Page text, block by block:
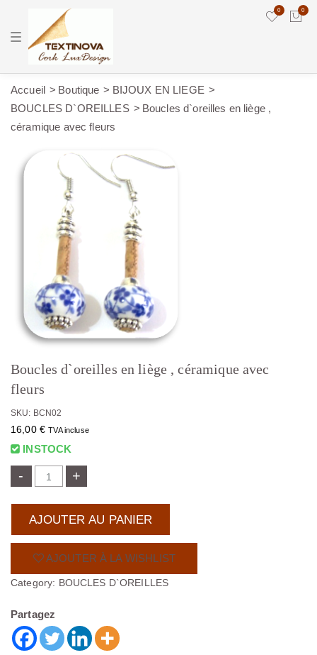
T
e
a
v
i
0 0
Accueil Boutique
BIJOUX EN LIEGE
BOUCLES D`OREILLES
Boucles d`oreilles en liège ,
céramique avec fleurs
Boucles d`oreilles en liège , céramique avec
fleurs
SKU: BCN02
16,00 € TVA incluse
INSTOCK
- +
AJOUTER AU PANIER
AJOUTER À LA WISHLIST
Category: BOUCLES D`OREILLES
Partagez